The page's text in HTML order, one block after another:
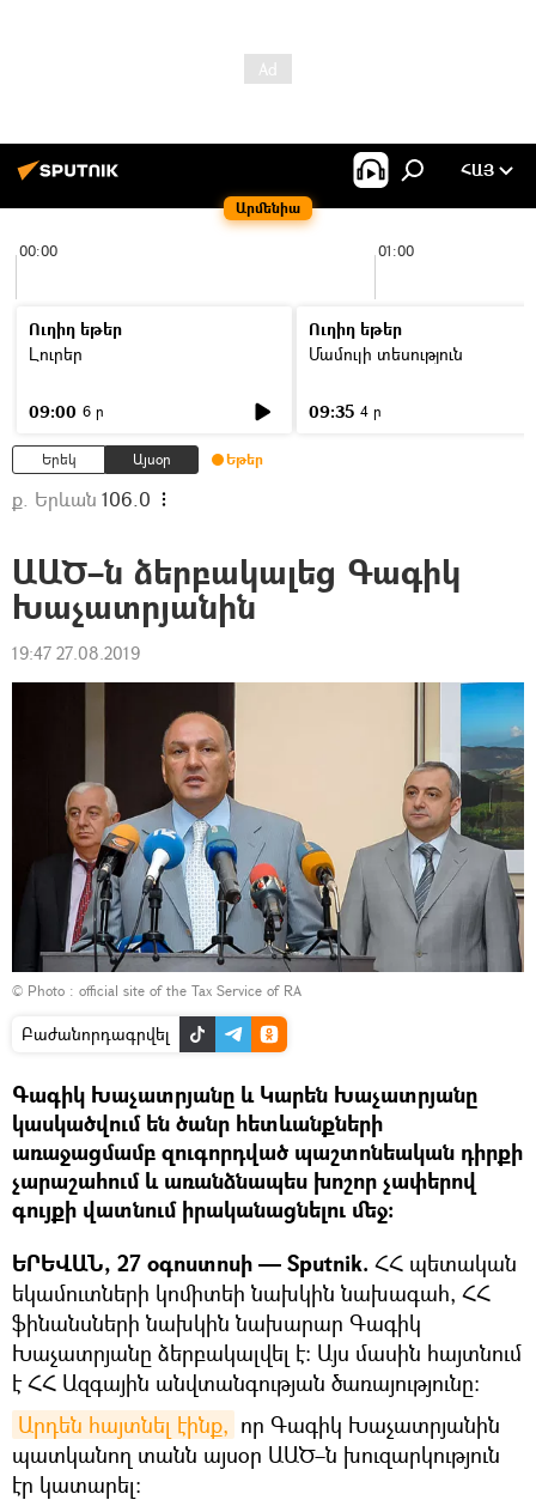
Արմենիա
ՀԱՅ
00:00 01:00
Ուղիղ եթեր
Լուրեր
09:00 6 ր
Ուղիղ եթեր
Մամուլի տեսություն
09:35 4 ր
Երեկ Այսօր Եթեր
ք. Երևան 106.0
ԱԱԾ–ն ձերբակալեց Գագիկ
Խաչատրյանին
19:47 27.08.2019
© Photo : official site of the Tax Service of RA
Բաժանորդագրվել
Գագիկ Խաչատրյանը և Կարեն Խաչատրյանը
կասկածվում են ծանր հետևանքների
առաջացմամբ զուգորդված պաշտոնեական դիրքի
չարաշահում և առանձնապես խոշոր չափերով
գույքի վատնում իրականացնելու մեջ։
ԵՐԵՎԱՆ, 27 օգոստոսի — Sputnik. ՀՀ պետական
եկամուտների կոմիտեի նախկին նախագահ, ՀՀ
ֆինանսների նախկին նախարար Գագիկ
Խաչատրյանը ձերբակալվել է։ Այս մասին հայտնում
է ՀՀ Ազգային անվտանգության ծառայությունը։
Արդեն հայտնել էինք, որ Գագիկ Խաչատրյանին
պատկանող տանն այսօր ԱԱԾ–ն խուզարկություն
էր կատարել։